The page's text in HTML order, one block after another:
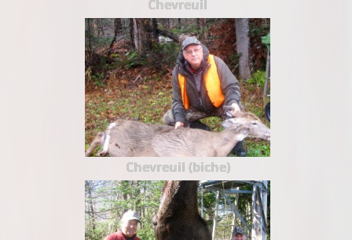
Chevreuil
Chevreuil (biche)